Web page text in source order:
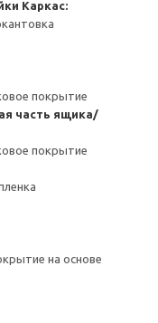
Каркас:
покрытие
часть ящика/
покрытие
на основе